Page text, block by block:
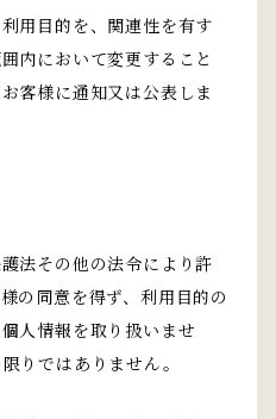
用目的を、関連性を有す
内において変更すること
客様に通知又は公表しま
法その他の法令により許
の同意を得ず、利用目的の
人情報を取り扱いませ
りではありません。